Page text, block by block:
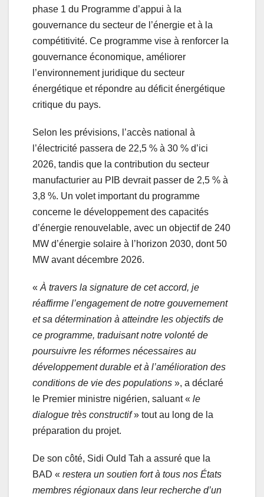
phase 1 du Programme d’appui à la
gouvernance du secteur de l’énergie et à la
compétitivité. Ce programme vise à renforcer la
gouvernance économique, améliorer
l’environnement juridique du secteur
énergétique et répondre au déficit énergétique
critique du pays.
Selon les prévisions, l’accès national à
l’électricité passera de 22,5 % à 30 % d’ici
2026, tandis que la contribution du secteur
manufacturier au PIB devrait passer de 2,5 % à
3,8 %. Un volet important du programme
concerne le développement des capacités
d’énergie renouvelable, avec un objectif de 240
MW d’énergie solaire à l’horizon 2030, dont 50
MW avant décembre 2026.
« À travers la signature de cet accord, je
réaffirme l’engagement de notre gouvernement
et sa détermination à atteindre les objectifs de
ce programme, traduisant notre volonté de
poursuivre les réformes nécessaires au
développement durable et à l’amélioration des
conditions de vie des populations », a déclaré
le Premier ministre nigérien, saluant « le
dialogue très constructif» tout au long de la
préparation du projet.
De son côté, Sidi Ould Tah a assuré que la
BAD « restera un soutien fort à tous nos États
membres régionaux dans leur recherche d’un